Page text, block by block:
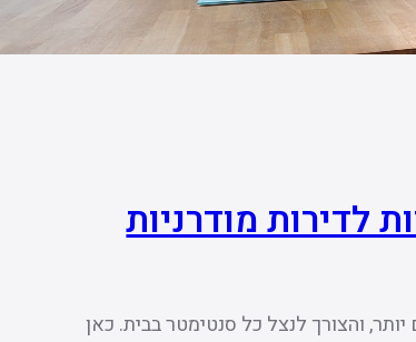
לדירות מודרניות
והצורך לנצל כל סנטימטר בבית. כאן